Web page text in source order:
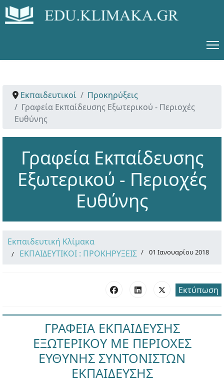
Εκπαιδευτικοί
Προκηρύξεις
Γραφεία Εκπαίδευσης Εξωτερικού - Περιοχές
Ευθύνης
Γραφεία Εκπαίδευσης
Εξωτερικού - Περιοχές
Ευθύνης
Εκπαιδευτική Κλίμακα
ΕΚΠΑΙΔΕΥΤΙΚΟΙ : ΠΡΟΚΗΡΥΞΕΙΣ
01 Ιανουαρίου 2018
Εκτύπωση
ΓΡΑΦΕΙΑ ΕΚΠΑΙΔΕΥΣΗΣ
ΕΞΩΤΕΡΙΚΟΥ ΜΕ ΠΕΡΙΟΧΕΣ
ΕΥΘΥΝΗΣ ΣΥΝΤΟΝΙΣΤΩΝ
ΕΚΠΑΙΔΕΥΣΗΣ